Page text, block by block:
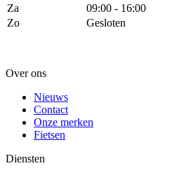
Za
09:00 - 16:00
Zo
Gesloten
Over ons
Nieuws
Contact
Onze merken
Fietsen
Diensten